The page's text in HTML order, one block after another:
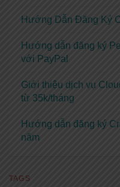
Hướng Dẫn Đăng Ký
Hướng dẫn đăng ký
với PayPal
Giới thiệu dịch vụ
từ 35k/tháng
Hướng dẫn đăng ký
năm
TAGS